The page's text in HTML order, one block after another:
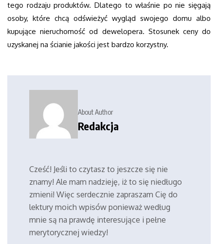
tego rodzaju produktów. Dlatego to właśnie po nie sięgają
osoby, które chcą odświeżyć wygląd swojego domu albo
kupujące nieruchomość od dewelopera. Stosunek ceny do
uzyskanej na ścianie jakości jest bardzo korzystny.
About Author
Redakcja
Cześć! Jeśli to czytasz to jeszcze się nie
znamy! Ale mam nadzieję, iż to się niedługo
zmieni! Więc serdecznie zapraszam Cię do
lektury moich wpisów ponieważ według
mnie są na prawdę interesujące i pełne
merytorycznej wiedzy!